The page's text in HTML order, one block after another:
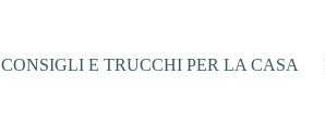
CONSIGLI E TRUCCHI PER LA CASA